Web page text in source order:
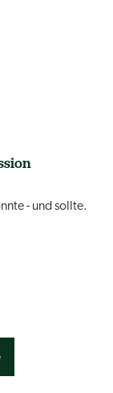
- und sollte.